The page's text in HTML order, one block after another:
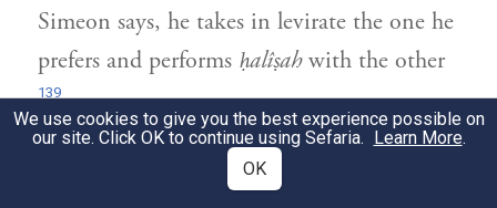
Simeon says, he takes in levirate the one he
prefers and performs ḥalîṣahwith the other
139.
שְׁלֹשָׁה אַחִין נְשׂוּאִין לְשָׁלֹשׁ
We use cookies to give you the best experience possible on
our site. Click OK to continue using Sefaria. Learn More.
OK